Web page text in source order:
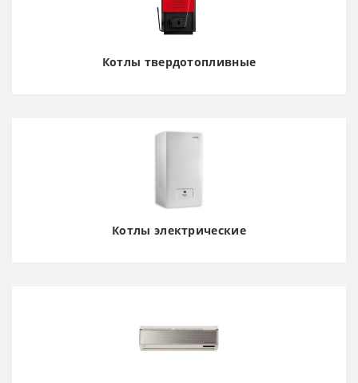
Котлы твердотопливные
Котлы электрические